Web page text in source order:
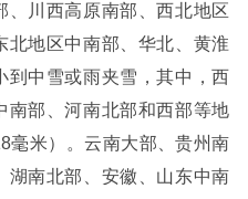
、川西高原南部、西北地区
北地区中南部、华北、黄淮
到中雪或雨夹雪，其中，西
南部、河南北部和西部等地
毫米）。云南大部、贵州南
湖南北部、安徽、山东中南